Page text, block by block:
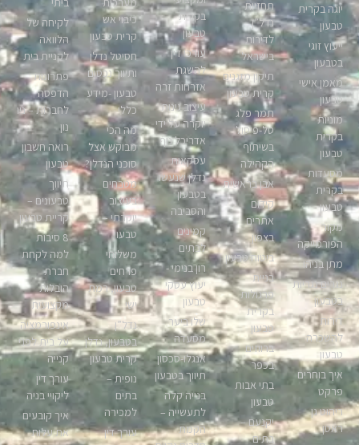
יוגה בקרית
טבעון
ייעוץ זוגי
בטבעון
מאמן אישי
טבעון
מוניות
בקרית
טבעון
מסעדות
בקרית
טבעון
מקור
הפורמייקה
מתן בניהו
נגרים נגריות
בטבעון
דירות
להשכרה
טבעון
איך בוחרים
פרקט
ריהוט גן
ראטן
תחזיות
נדל”ן
לדירות
בישראל
תיקון מזגנים
קרית טבעון
תמר פלג
טל-פיסול
בשיתוף
הקהילה
אבן בראשית
קידום
אתרים
בצפון
ביטוח טבעון
בניית
פרגולות
בקרית
טבעון
ברווזים
בכפר
בתי אבות
טבעון
יקנעם –
בתים
בקרית
טבעון
עורכי דין
להשגת
אזרחות זרה
עיצוב גינות
יוקרה על ידי
אדריכל נוף
עסקאות
נדלן שנעשו
בטבעון
והסביבה
קמינים
לבתים
רון בנימי -
יעוץ עסקי
טבעון
שלו ביער
מסעדה
אנגלו-סכסון
תיווך בטבעון
בנייה קלה
לתעשייה –
הקמת
כיבוי אש
קרית טבעון
חסיטל נדלן
ותיווך נכסים
טבעון -מידע
כללי
מה הכי
מבוקש אצל
סוכני הנדלן?
מטבחים
בעיצוב
יוקרתי –
טבעון
משלוחי
פרחים
טבעון, רמת
ישי
נדל”ן
בטבעון, נדלן
קרית טבעון
נופית –
בתים
למכירה
עורך דין
לקיחה של
הלוואה
לקניית בית
פתרונות
הדפסה
לחברות – ניו
נון
רואה חשבון
טבעון
תיווך
טבעונים –
קריית טבעון
8 סיבות
למה לקחת
חברת
הובלות
מקצועית
אינפורמציה
על בית לפני
קנייה
עורך דין
ליקויי בניה
איך קובעים
את עלות